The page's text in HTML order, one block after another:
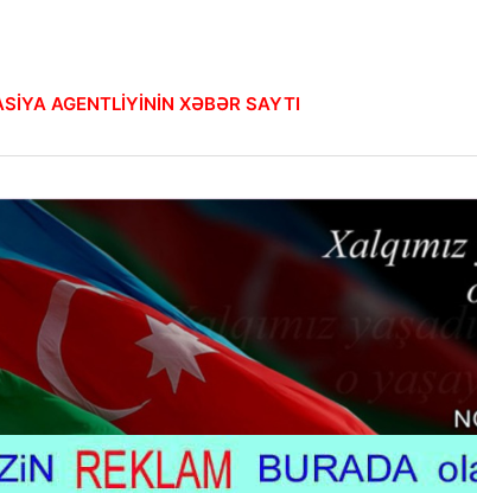
AGENTLİYİNİN XƏBƏR SAYTI